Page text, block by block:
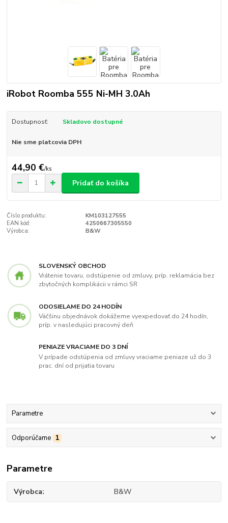
iRobot Roomba 555 Ni-MH 3.0Ah
Dostupnosť: Skladovo dostupné
Nie sme platcovia DPH
44,90 €/ks
Pridať do košíka
Číslo produktu:
KM103127555
EAN kód:
4250667305550
Výrobca:
B&W
SLOVENSKÝ OBCHOD
Vrátenie tovaru, odstúpenie od zmluvy, príp. reklamácia bez
zbytočných komplikácii v rámci SR
ODOSIELAME DO 24 HODÍN
Väčšinu objednávok dokážeme vyexpedovať do 24 hodín,
príp. v nasledujúci pracovný deň
PENIAZE VRACIAME DO 3 DNÍ
V prípade odstúpenia od zmluvy vraciame peniaze už do 3
prac. dní od prijatia tovaru
Parametre
Odporúčame 1
Parametre
Výrobca B&W